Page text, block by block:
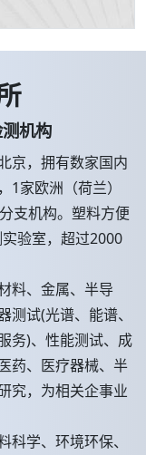
机构
京，拥有数家国内
家欧洲（荷兰）
支机构。塑料方便
验室，超过2000
料、金属、半导
试(光谱、能谱、
务)、性能测试、成
药、医疗器械、半
究，为相关企事业
学、环境环保、